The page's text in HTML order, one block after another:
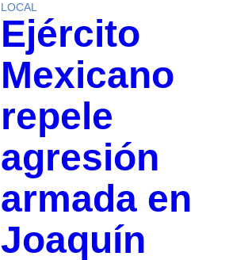
LOCAL
Ejército
Mexicano
repele
agresión
armada en
Joaquín